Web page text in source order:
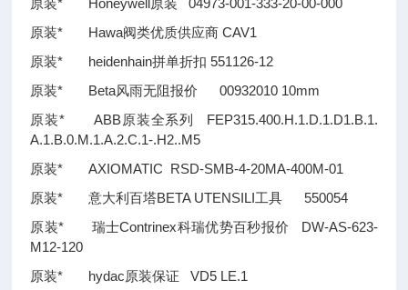
原装* Honeywell原装 04973-001-333-20-00-000
原装* Hawa阀类优质供应商 CAV1
原装* heidenhain拼单折扣 551126-12
原装* Beta风雨无阻报价 00932010 10mm
原装* ABB原装全系列 FEP315.400.H.1.D.1.D1.B.1.
A.1.B.0.M.1.A.2.C.1-.H2..M5
原装* AXIOMATIC RSD-SMB-4-20MA-400M-01
原装* 意大利百塔BETA UTENSILI工具 550054
原装* 瑞士Contrinex科瑞优势百秒报价 DW-AS-623-
M12-120
原装* hydac原装保证 VD5 LE.1